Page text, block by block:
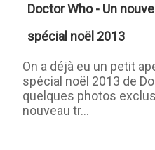
Doctor Who - Un
spécial noël 2013
On a déjà eu un petit
spécial noël 2013 de
quelques photos
nouveau tr...